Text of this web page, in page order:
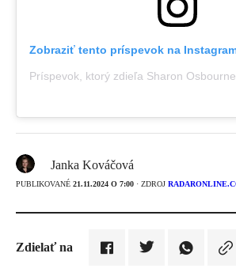
Zobraziť tento príspevok na
Janka Kováčová
PUBLIKOVANÉ 21.11.2024 O 7:00 · ZDROJ
Zdielať na